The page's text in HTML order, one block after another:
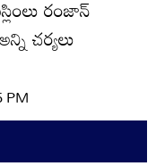
రంజాన్‌
చర్యలు
PM